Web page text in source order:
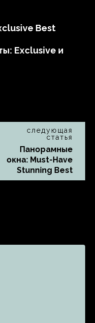
Best
Exclusive и
следующая
статья
Панорамные
окна: Must-Have
Stunning Best